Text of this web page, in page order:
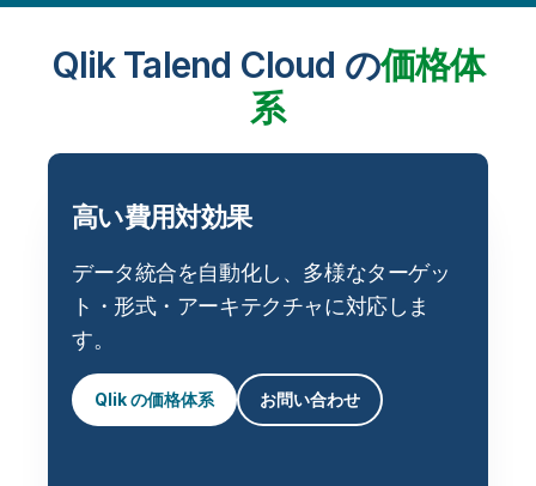
Qlik Talend Cloud の価格体
系
高い費用対効果
データ統合を自動化し、多様なターゲッ
ト・形式・アーキテクチャに対応しま
す。
Qlik の価格体系 お問い合わせ